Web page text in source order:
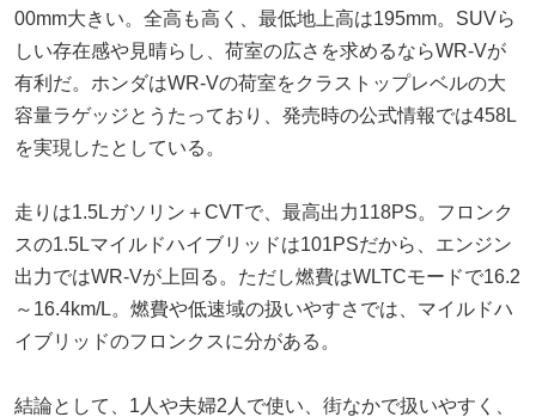
00mm大きい。全高も高く、最低地上高は195mm。SUVら
しい存在感や見晴らし、荷室の広さを求めるならWR-Vが
有利だ。ホンダはWR-Vの荷室をクラストップレベルの大
容量ラゲッジとうたっており、発売時の公式情報では458L
を実現したとしている。
走りは1.5Lガソリン＋CVTで、最高出力118PS。フロンク
スの1.5Lマイルドハイブリッドは101PSだから、エンジン
出力ではWR-Vが上回る。ただし燃費はWLTCモードで16.2
～16.4km/L。燃費や低速域の扱いやすさでは、マイルドハ
イブリッドのフロンクスに分がある。
結論として、1人や夫婦2人で使い、街なかで扱いやすく、